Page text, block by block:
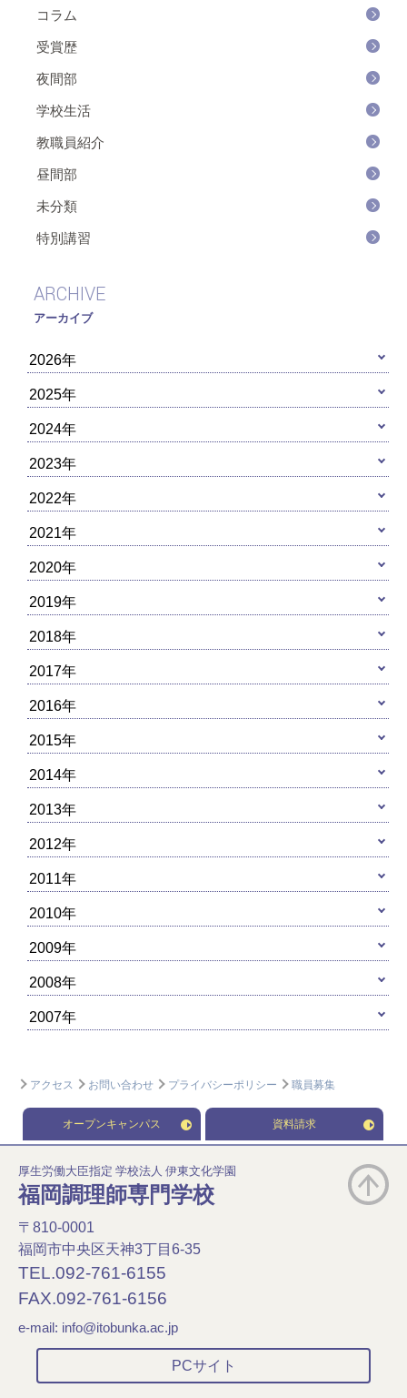
コラム
受賞歴
夜間部
学校生活
教職員紹介
昼間部
未分類
特別講習
ARCHIVE
アーカイブ
2026年
2025年
2024年
2023年
2022年
2021年
2020年
2019年
2018年
2017年
2016年
2015年
2014年
2013年
2012年
2011年
2010年
2009年
2008年
2007年
アクセス お問い合わせ プライバシーポリシー 職員募集
オープンキャンパス 資料請求
厚生労働大臣指定 学校法人 伊東文化学園
福岡調理師専門学校
〒810-0001
福岡市中央区天神3丁目6-35
TEL.092-761-6155
FAX.092-761-6156
e-mail: info@itobunka.ac.jp
PCサイト